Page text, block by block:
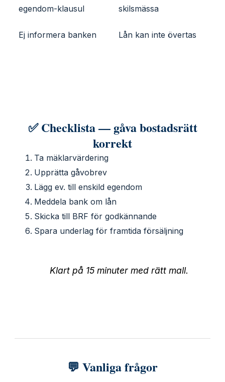
egendom-klausul
skilsmässa
Ej informera banken Lån kan inte övertas
✅ Checklista — gåva bostadsrätt
korrekt
Ta mäklarvärdering
Upprätta gåvobrev
Lägg ev. till enskild egendom
Meddela bank om lån
Skicka till BRF för godkännande
Spara underlag för framtida försäljning
Klart på 15 minuter med rätt mall.
💬 Vanliga frågor